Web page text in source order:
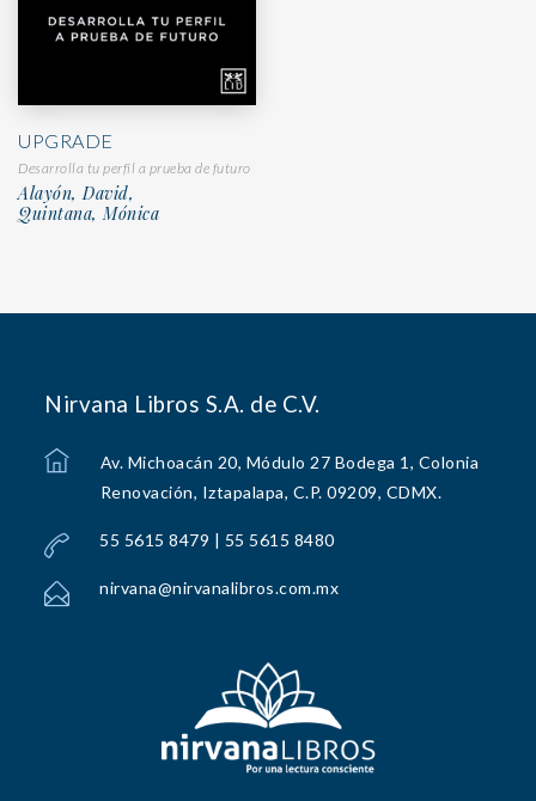
UPGRADE
Desarrolla tu perfil a prueba de futuro
Alayón, David,
Quintana, Mónica
Nirvana Libros S.A. de C.V.
Av. Michoacán 20, Módulo 27 Bodega 1, Colonia
Renovación, Iztapalapa, C.P. 09209, CDMX.
55 5615 8479 | 55 5615 8480
nirvana@nirvanalibros.com.mx